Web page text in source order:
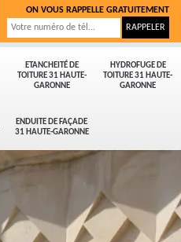
ETANCHEITÉ DE
TOITURE 31 HAUTE-
GARONNE
HYDROFUGE DE
TOITURE 31 HAUTE-
GARONNE
ENDUITE DE FAÇADE
31 HAUTE-GARONNE
ON VOUS RAPPELLE GRATUITEMENT